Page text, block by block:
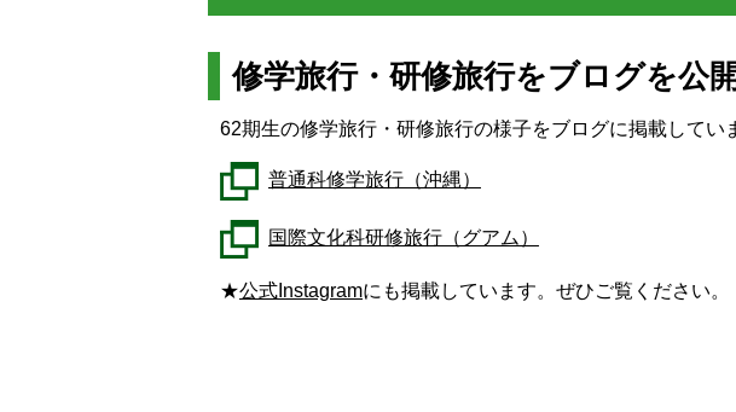
修学旅行・研修旅行をブログを公
62期生の修学旅行・研修旅行の様子をブログに掲載してい
普通科修学旅行（沖縄）
国際文化科研修旅行（グアム）
★公式Instagramにも掲載しています。ぜひご覧ください。